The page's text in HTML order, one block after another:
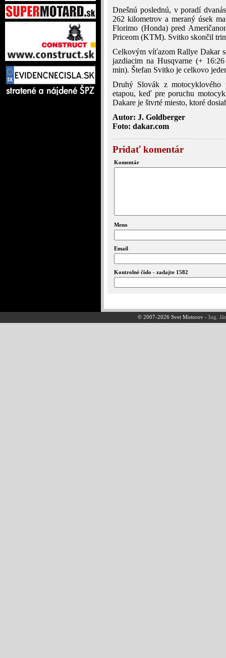
Dnešnú poslednú, v poradí
262 kilometrov a meraný úsek
Florimo (Honda) pred
Priceom (KTM). Svitko skončil
Celkovým víťazom Rallye Dakar
jazdiacim na Husqvarne (+
min). Štefan Svitko je celkovo
Druhý Slovák z motocyklového
etapou, keď pre poruchu
Dakare je štvrté miesto, ktoré
Autor: J. Goldberger
Foto: dakar.com
Pridať komentár
Komentár
Meno
Email
Kontrolné číslo - zadajte 1582
© 2007-2026 Svet Motorov -Ing.